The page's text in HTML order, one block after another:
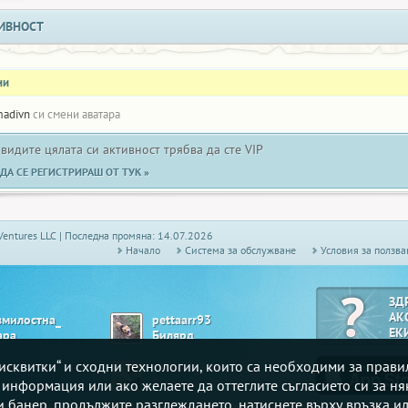
си смени аватара
цялата си активност трябва да сте VIP
СЕ РЕГИСТРИРАШ ОТ ТУК »
и сходни технологии, които са необходими за
или ако желаете да оттеглите съгласието си за
банер, продължите разглеждането, натиснете върху връзка
LLC | Последна промяна: 14.07.2026
Начало
Системa за обслужване Условия за
pettaarr93
Билярд
getman_59
Bingo 90